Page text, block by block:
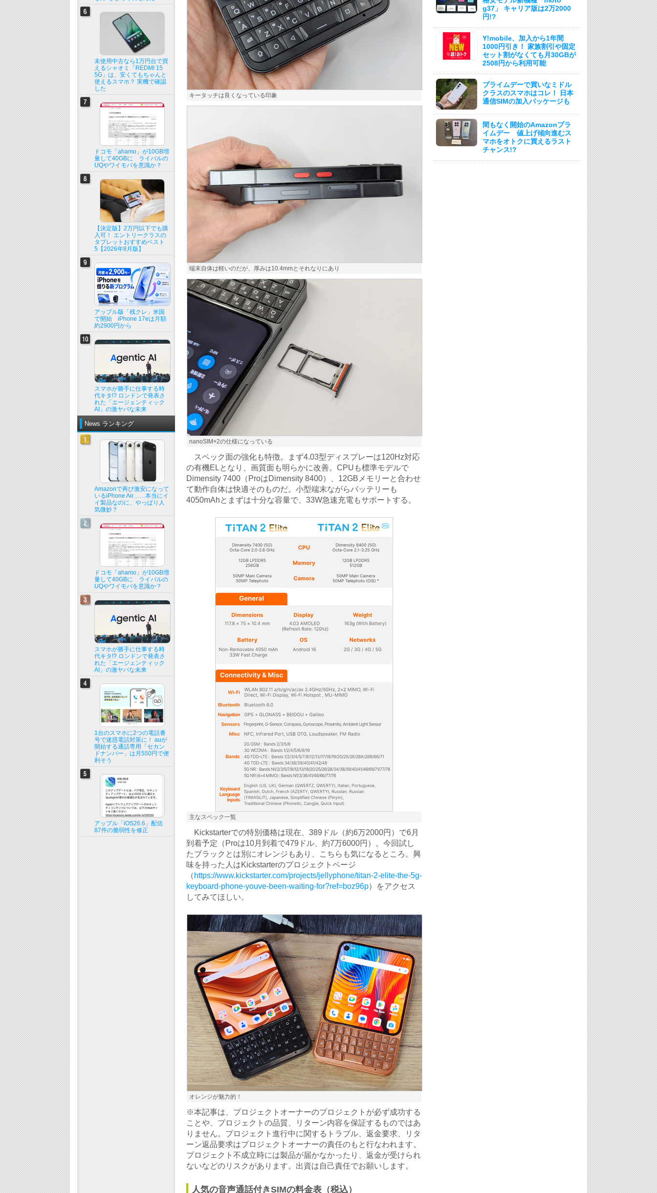
キータッチは良くなっている印象
端末自体は軽いのだが、厚みは10.4mmとそれなりにあり
nanoSIM×2の仕様になっている
スペック面の強化も特徴。まず4.03型ディスプレーは120Hz対応
の有機ELとなり、画質面も明らかに改善。CPUも標準モデルで
Dimensity 7400（ProはDimensity 8400）、12GBメモリーと合わせ
て動作自体は快適そのものだ。小型端末ながらバッテリーも
4050mAhとまずは十分な容量で、33W急速充電もサポートする。
主なスペック一覧
Kickstarterでの特別価格は現在、389ドル（約6万2000円）で6月
到着予定（Proは10月到着で479ドル、約7万6000円）。今回試し
たブラックとは別にオレンジもあり、こちらも気になるところ。興
味を持った人はKickstarterのプロジェクトページ
（ https://www.kickstarter.com/projects/jellyphone/titan-2-elite-the-5g-
keyboard-phone-youve-been-waiting-for?ref=boz96p）をアクセス
してみてほしい。
オレンジが魅力的！
※本記事は、プロジェクトオーナーのプロジェクトが必ず成功する
ことや、プロジェクトの品質、リターン内容を保証するものではあ
りません。プロジェクト進行中に関するトラブル、返金要求、リタ
ーン返品要求はプロジェクトオーナーの責任のもと行なわれます。
プロジェクト不成立時には製品が届かなかったり、返金が受けられ
ないなどのリスクがあります。出資は自己責任でお願いします。
人気の音声通話付きSIMの料金表（税込）
g37」 キャリア版は2万2000
円!?
Y!mobile、加入から1年間
1000円引き！ 家族割引や固定
セット割がなくても月30GBが
2508円から利用可能
プライムデーで買いなミドル
クラスのスマホはコレ！ 日本
通信SIMの加入パッケージも
間もなく開始のAmazonプラ
イムデー 値上げ傾向進むス
マホをオトクに買えるラスト
チャンス!?
未使用中古なら1万円台で買
えるシャオミ「REDMI 15
5G」は、安くてもちゃんと
使えるスマホ？ 実機で確認
した
ドコモ「ahamo」が10GB増
量して40GBに ライバルの
UQやワイモバを意識か？
【決定版】2万円以下でも購
入可！ エントリークラスの
タブレットおすすめベスト
5【2026年8月版】
アップル版「残クレ」米国
で開始 iPhone 17eは月額
約2900円から
スマホが勝手に仕事する時
代キタ!? ロンドンで発表さ
れた「エージェンティック
AI」の激ヤバな未来
News ランキング
Amazonで再び激安になって
いるiPhone Air……本当にイ
イ製品なのに、やっぱり人
気微妙？
ドコモ「ahamo」が10GB増
量して40GBに ライバルの
UQやワイモバを意識か？
スマホが勝手に仕事する時
代キタ!? ロンドンで発表さ
れた「エージェンティック
AI」の激ヤバな未来
1台のスマホに2つの電話番
号で迷惑電話対策に！ auが
開始する通話専用「セカン
ドナンバー」は月550円で便
利そう
アップル「iOS26.6」配信
87件の脆弱性を修正